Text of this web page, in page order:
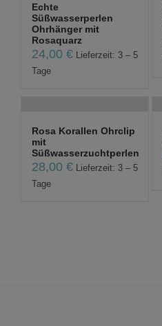
Echte
Süßwasserperlen
Ohrhänger mit
Rosaquarz
24,00 €
Lieferzeit: 3 – 5
Tage
Rosa Korallen Ohrclip
mit
Süßwasserzuchtperlen
28,00 €
Lieferzeit: 3 – 5
Tage